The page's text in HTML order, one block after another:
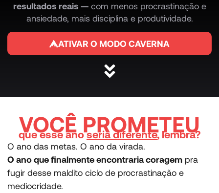
resultados reais — com menos procrastinação e
ansiedade, mais disciplina e produtividade.
ATIVAR O MODO CAVERNA
VOCÊ PROMETEU
que esse anoseria diferente, lembra?
O ano das metas. O ano da virada.
O ano que finalmente encontraria coragem pra
fugir desse maldito ciclo de procrastinação e
mediocridade.